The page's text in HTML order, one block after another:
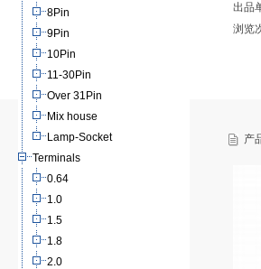
8Pin
9Pin
10Pin
11-30Pin
Over 31Pin
Mix house
Lamp-Socket
Terminals
0.64
1.0
1.5
1.8
2.0
出品
浏览
产